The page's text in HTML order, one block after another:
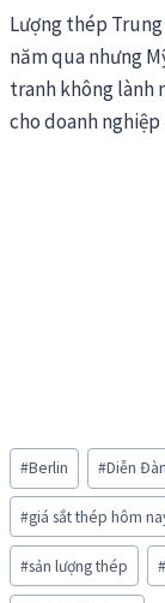
Lượng thép
năm qua nhưng
tranh không lành
cho doanh
Post
Tags:
#Berlin #Diễn
#giá sắt thép hôm
#sản lượng thép